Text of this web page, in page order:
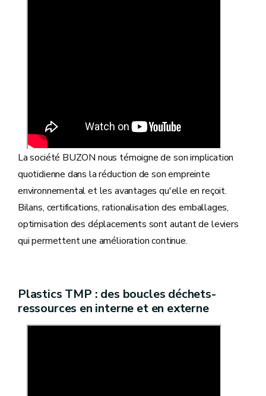
La société BUZON nous témoigne de son implication
quotidienne dans la réduction de son empreinte
environnemental et les avantages qu'elle en reçoit.
Bilans, certifications, rationalisation des emballages,
optimisation des déplacements sont autant de leviers
qui permettent une amélioration continue.
Plastics TMP : des boucles déchets-
ressources en interne et en externe